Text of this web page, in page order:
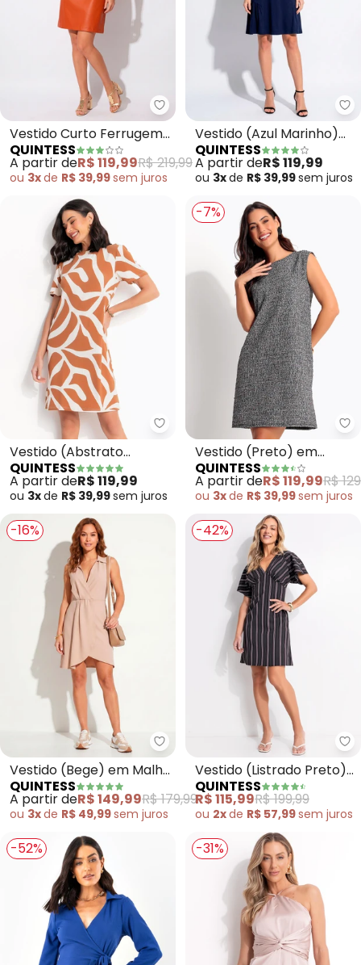
Quintess - Vestido Curto
Vestido Curto Ferrugem
em Suede e Pu com
Modelagem Soltinha
QUINTESS
A partir deR$ 119,99R$ 219,99
ou 3xde R$ 39,99sem juros
Vestido (Azul Marinho)
em Malha de Viscose
QUINTESS
A partir deR$ 119,99
ou 3xde R$ 39,99sem juros
Quintess - Vestido (Abstrato
Vestido (Abstrato
Caramelo) em Malha de
Viscose
QUINTESS
A partir deR$ 119,99
ou 3xde R$ 39,99sem juros
-7%
Vestido (Preto) em
Malha Tweed
QUINTESS
A partir deR$ 119,99R$
ou 3xde R$ 39,99sem juros
-16%
Quintess - Vestido (Bege) em
Vestido (Bege) em Malha
Twill
QUINTESS
A partir deR$ 149,99R$ 179,99
ou 3xde R$ 49,99sem juros
-42%
Vestido (Listrado Preto)
em Poliéster com
Elastano
QUINTESS
R$ 115,99R$ 199,99
ou 2xde R$ 57,99sem juros
-52% -31%